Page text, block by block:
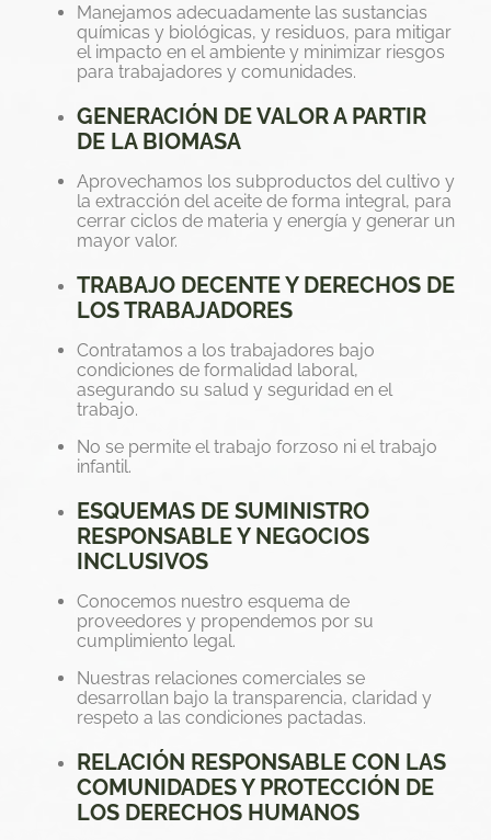
Manejamos adecuadamente las sustancias
químicas y biológicas, y residuos, para mitigar
el impacto en el ambiente y minimizar riesgos
para trabajadores y comunidades.
GENERACIÓN DE VALOR A PARTIR
DE LA BIOMASA
Aprovechamos los subproductos del cultivo y
la extracción del aceite de forma integral, para
cerrar ciclos de materia y energía y generar un
mayor valor.
TRABAJO DECENTE Y DERECHOS DE
LOS TRABAJADORES
Contratamos a los trabajadores bajo
condiciones de formalidad laboral,
asegurando su salud y seguridad en el
trabajo.
No se permite el trabajo forzoso ni el trabajo
infantil.
ESQUEMAS DE SUMINISTRO
RESPONSABLE Y NEGOCIOS
INCLUSIVOS
Conocemos nuestro esquema de
proveedores y propendemos por su
cumplimiento legal.
Nuestras relaciones comerciales se
desarrollan bajo la transparencia, claridad y
respeto a las condiciones pactadas.
RELACIÓN RESPONSABLE CON LAS
COMUNIDADES Y PROTECCIÓN DE
LOS DERECHOS HUMANOS